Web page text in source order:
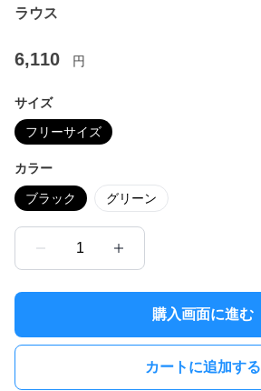
ラウス
6,110 円
サイズ
フリーサイズ
カラー
ブラック グリーン
1
購入画面に進む
カートに追加する